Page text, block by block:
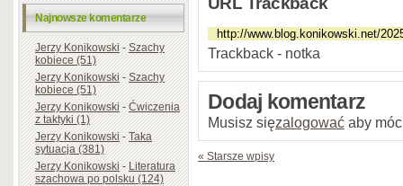
Najnowsze komentarze
Jerzy Konikowski-Szachy
kobiece (51)
Jerzy Konikowski-Szachy
kobiece (51)
Jerzy Konikowski-Ćwiczenia
z taktyki (1)
Jerzy Konikowski-Taka
sytuacja (381)
Jerzy Konikowski-Literatura
szachowa po polsku (124)
Trackback - notka
Dodaj komentarz
Musisz sięzalogować aby
« Starsze wpisy